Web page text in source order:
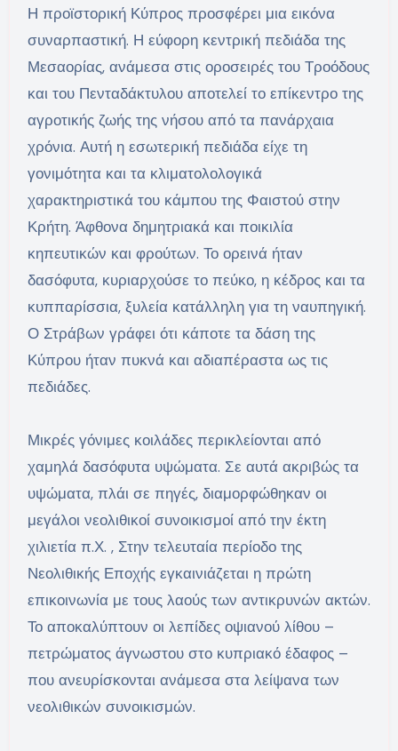
Η προϊστορική Κύπρος προσφέρει μια εικόνα
συναρπαστική. Η εύφορη κεντρική πεδιάδα της
Μεσαορίας, ανάμεσα στις οροσειρές του Τροόδους
και του Πενταδάκτυλου αποτελεί το επίκεντρο της
αγροτικής ζωής της νήσου από τα πανάρχαια
χρόνια. Αυτή η εσωτερική πεδιάδα είχε τη
γονιμότητα και τα κλιματολολογικά
χαρακτηριστικά του κάμπου της Φαιστού στην
Κρήτη. Άφθονα δημητριακά και ποικιλία
κηπευτικών και φρούτων. Το ορεινά ήταν
δασόφυτα, κυριαρχούσε το πεύκο, η κέδρος και τα
κυππαρίσσια, ξυλεία κατάλληλη για τη ναυπηγική.
Ο Στράβων γράφει ότι κάποτε τα δάση της
Κύπρου ήταν πυκνά και αδιαπέραστα ως τις
πεδιάδες.
Μικρές γόνιμες κοιλάδες περικλείονται από
χαμηλά δασόφυτα υψώματα. Σε αυτά ακριβώς τα
υψώματα, πλάι σε πηγές, διαμορφώθηκαν οι
μεγάλοι νεολιθικοί συνοικισμοί από την έκτη
χιλιετία π.Χ. , Στην τελευταία περίοδο της
Νεολιθικής Εποχής εγκαινιάζεται η πρώτη
επικοινωνία με τους λαούς των αντικρυνών ακτών.
Το αποκαλύπτουν οι λεπίδες οψιανού λίθου –
πετρώματος άγνωστου στο κυπριακό έδαφος –
που ανευρίσκονται ανάμεσα στα λείψανα των
νεολιθικών συνοικισμών.